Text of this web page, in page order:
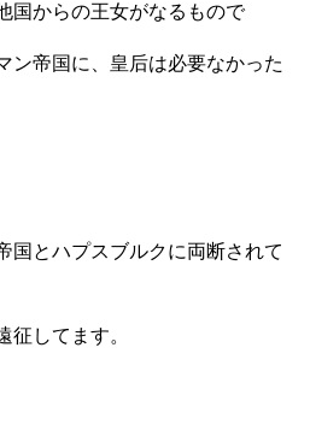
国からの王女がなるもので
ン帝国に、皇后は必要なかった
国とハプスブルクに両断されて
征してます。